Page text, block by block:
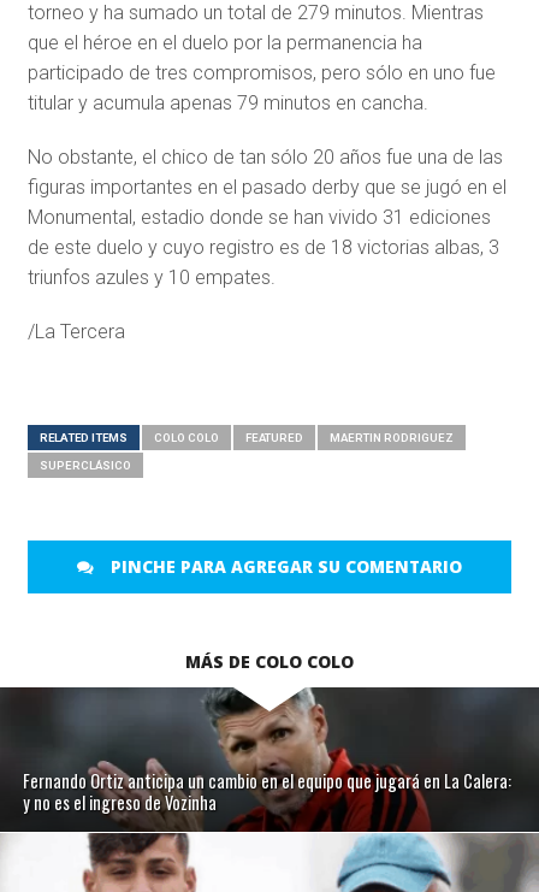
torneo y ha sumado un total de 279 minutos. Mientras
que el héroe en el duelo por la permanencia ha
participado de tres compromisos, pero sólo en uno fue
titular y acumula apenas 79 minutos en cancha.
No obstante, el chico de tan sólo 20 años fue una de las
figuras importantes en el pasado derby que se jugó en el
Monumental, estadio donde se han vivido 31 ediciones
de este duelo y cuyo registro es de 18 victorias albas, 3
triunfos azules y 10 empates.
/La Tercera
RELATED ITEMS COLO COLO FEATURED MAERTIN RODRIGUEZ
SUPERCLÁSICO
PINCHE PARA AGREGAR SU COMENTARIO
MÁS DE COLO COLO
Fernando Ortiz anticipa un cambio en el equipo que jugará en La Calera:
y no es el ingreso de Vozinha